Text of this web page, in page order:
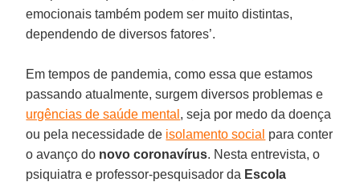
emocionais também podem ser muito distintas,
dependendo de diversos fatores’.
Em tempos de pandemia, como essa que estamos
passando atualmente, surgem diversos problemas e
urgências de saúde mental , seja por medo da doença
ou pela necessidade de isolamento social para conter
o avanço do novo coronavírus. Nesta entrevista, o
psiquiatra e professor-pesquisador da Escola